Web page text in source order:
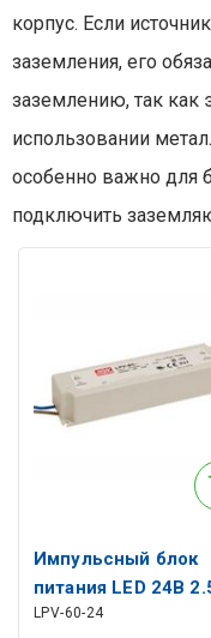
корпус. Если
заземления, его
заземлению, так как
использовании
особенно важно для
подключить
Импульсный блок
питания LED 24В
IP67, MEAN WELL
LPV-60-24